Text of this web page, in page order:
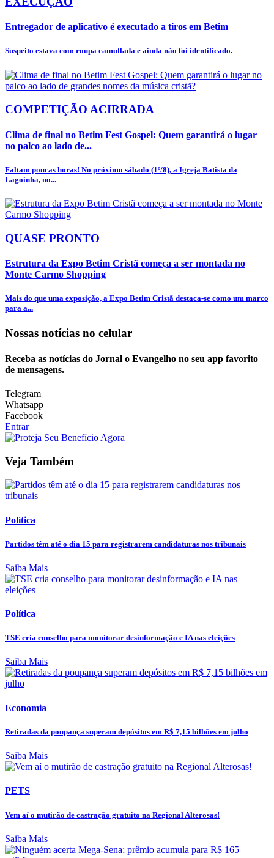
Entregador de aplicativo é executado a tiros em Betim
Suspeito estava com roupa camuflada e ainda não foi identificado.
COMPETIÇÃO ACIRRADA
Clima de final no Betim Fest Gospel: Quem garantirá o lugar
no palco ao lado de...
Faltam poucas horas! No próximo sábado (1º/8), a Igreja Batista da
Lagoinha, no...
QUASE PRONTO
Estrutura da Expo Betim Cristã começa a ser montada no
Monte Carmo Shopping
Mais do que uma exposição, a Expo Betim Cristã destaca-se como um marco
para a...
Nossas notícias no celular
Receba as notícias do Jornal o Evangelho no seu app favorito
de mensagens.
Telegram
Whatsapp
Facebook
Entrar
Veja Também
Política
Partidos têm até o dia 15 para registrarem candidaturas nos tribunais
Saiba Mais
Política
TSE cria conselho para monitorar desinformação e IA nas eleições
Saiba Mais
Economia
Retiradas da poupança superam depósitos em R$ 7,15 bilhões em julho
Saiba Mais
PETS
Vem aí o mutirão de castração gratuito na Regional Alterosas!
Saiba Mais